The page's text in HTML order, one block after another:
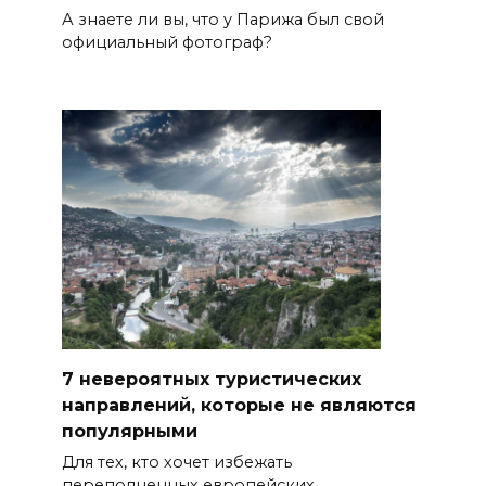
А знаете ли вы, что у Парижа был свой
официальный фотограф?
7 невероятных туристических
направлений, которые не являются
популярными
Для тех, кто хочет избежать